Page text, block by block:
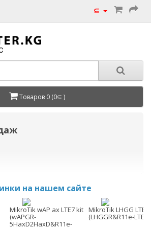
⊆
Товаров 0 (0⊆ )
на нашем сайте
MikroTik wAP ax LTE7 kit
(wAPGR-
5HaxD2HaxD&R11e-
MikroTik LHGG LTE7
(LHGGR&R11e-LTE7)